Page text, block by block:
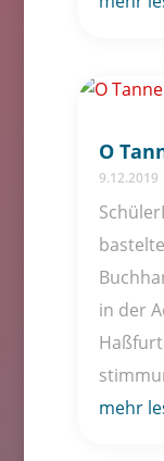
O
9.12.2019
in der
mehr